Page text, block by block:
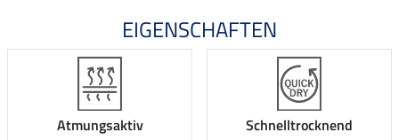
EIGENSCHAFTEN
Atmungsaktiv Schnelltrocknend